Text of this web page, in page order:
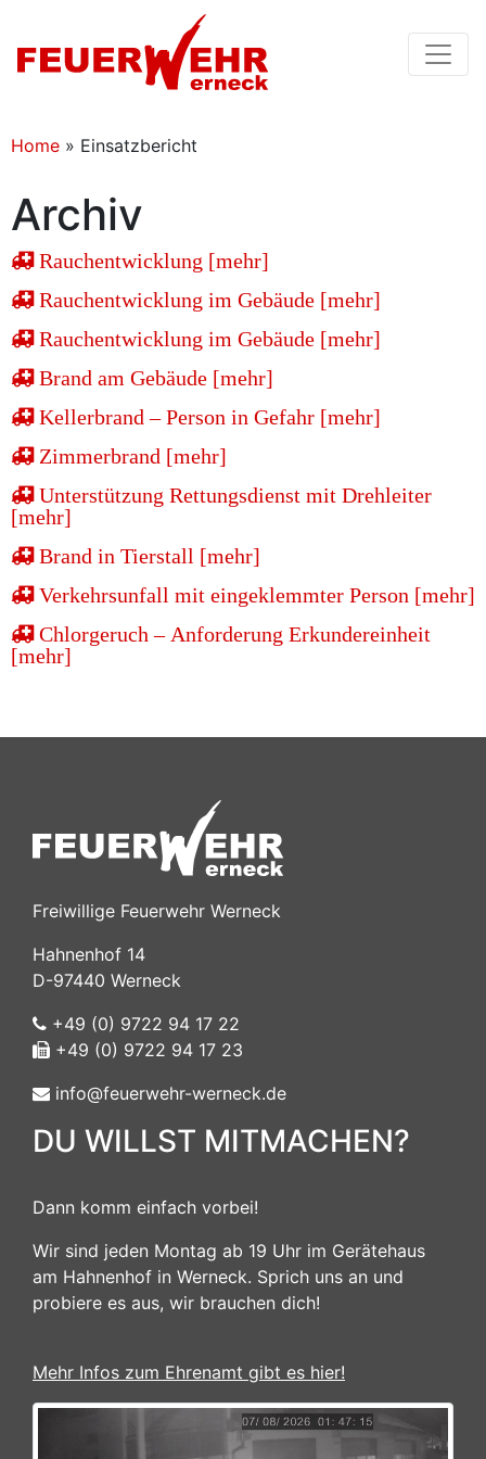
Home » Einsatzbericht
Archiv
Rauchentwicklung [mehr]
Rauchentwicklung im Gebäude [mehr]
Rauchentwicklung im Gebäude [mehr]
Brand am Gebäude [mehr]
Kellerbrand – Person in Gefahr [mehr]
Zimmerbrand [mehr]
Unterstützung Rettungsdienst mit Drehleiter
[mehr]
Brand in Tierstall [mehr]
Verkehrsunfall mit eingeklemmter Person [mehr]
Chlorgeruch – Anforderung Erkundereinheit
[mehr]
Freiwillige Feuerwehr Werneck
Hahnenhof 14
D-97440 Werneck
+49 (0) 9722 94 17 22
+49 (0) 9722 94 17 23
info@feuerwehr-werneck.de
DU WILLST MITMACHEN?
Dann komm einfach vorbei!
Wir sind jeden Montag ab 19 Uhr im Gerätehaus
am Hahnenhof in Werneck. Sprich uns an und
probiere es aus, wir brauchen dich!
Mehr Infos zum Ehrenamt gibt es hier!